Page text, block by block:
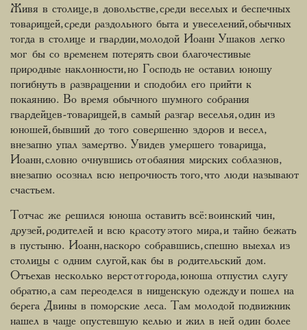
Живя в столице, в довольстве, среди веселых и беспечных
товарищей, среди раздольного быта и увеселений, обычных
тогда в столице и гвардии, молодой Иоанн Ушаков легко
мог бы со временем потерять свои благочестивые
природные наклонности, но Господь не оставил юношу
погибнуть в развращении и сподобил его прийти к
покаянию. Во время обычного шумного собрания
гвардейцев-товарищей, в самый разгар веселья, один из
юношей, бывший до того совершенно здоров и весел,
внезапно упал замертво. Увидев умершего товарища,
Иоанн, словно очнувшись от обаяния мирских соблазнов,
внезапно осознал всю непрочность того, что люди называют
счастьем.
Тотчас же решился юноша оставить всё: воинский чин,
друзей, родителей и всю красоту этого мира, и тайно бежать
в пустыню. Иоанн, наскоро собравшись, спешно выехал из
столицы с одним слугой, как бы в родительский дом.
Отъехав несколько верст от города, юноша отпустил слугу
обратно, а сам переоделся в нищенскую одежду и пошел на
берега Двины в поморские леса. Там молодой подвижник
нашел в чаще опустевшую келью и жил в ней один более